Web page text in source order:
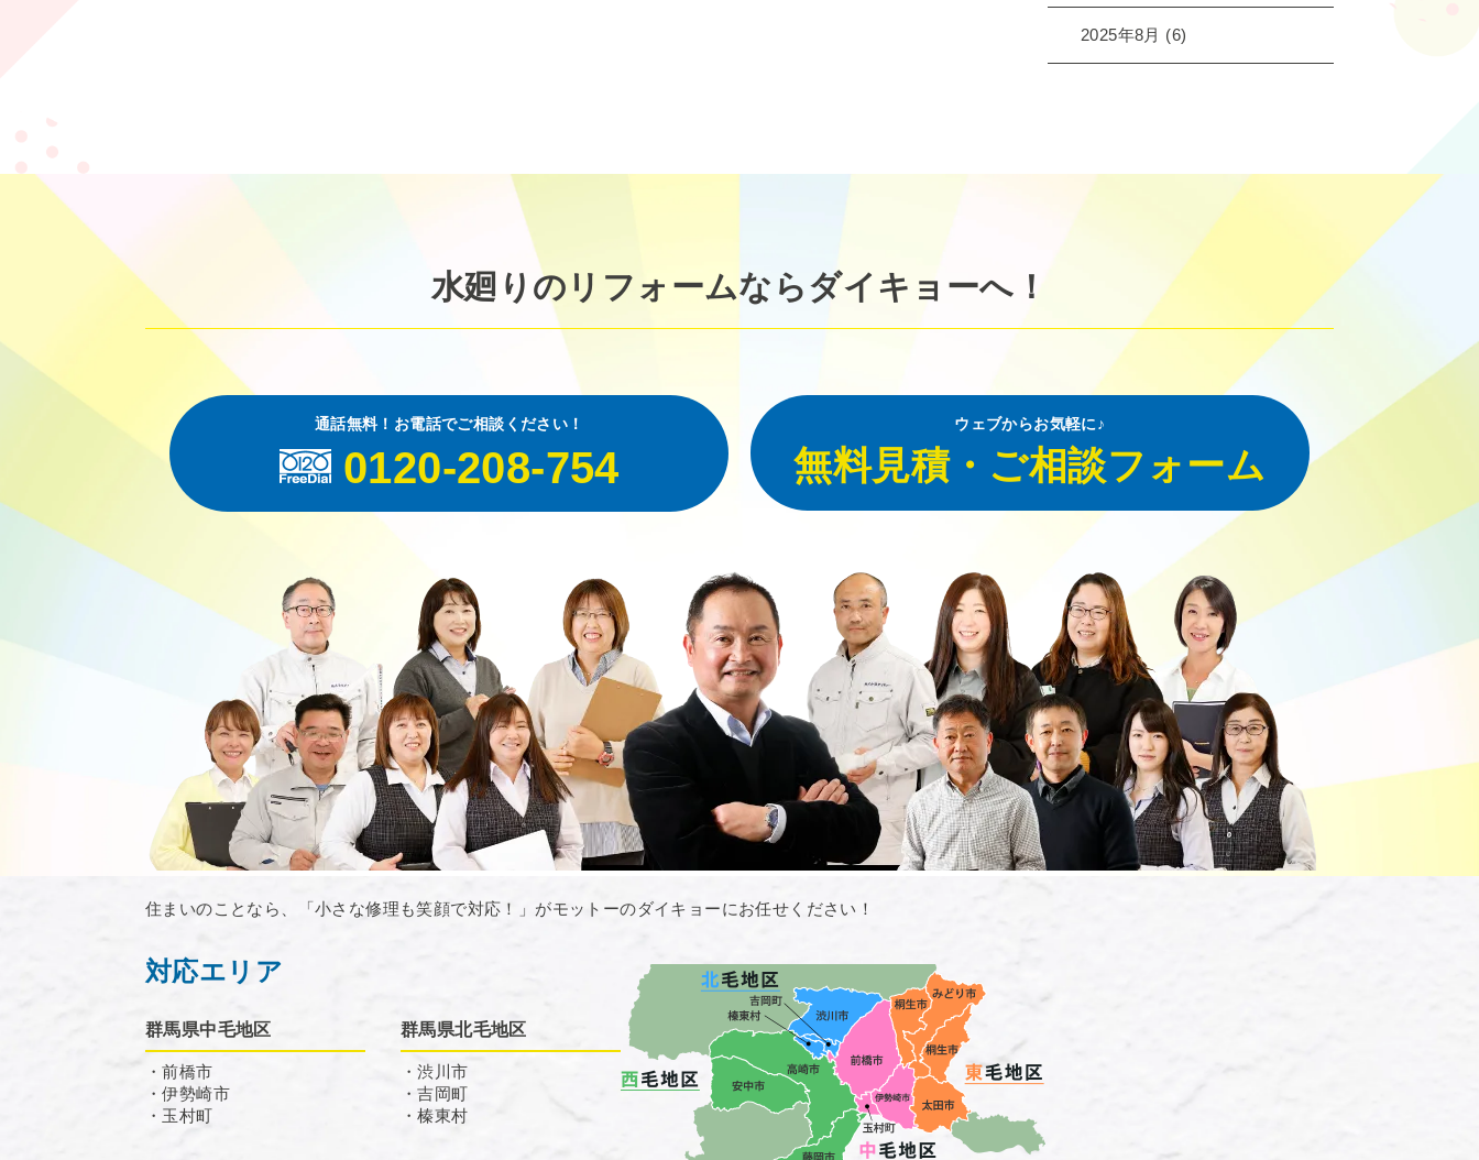
2025年8月 (6)
水廻りのリフォームならダイキョーへ！
通話無料！お電話でご相談ください！
0120-208-754
ウェブからお気軽に♪
無料見積・ご相談フォーム
住まいのことなら、「小さな修理も笑顔で対応！」がモットーのダイキョーにお任せください！
対応エリア
群馬県中毛地区
・前橋市
・伊勢崎市
・玉村町
群馬県北毛地区
・渋川市
・吉岡町
・榛東村